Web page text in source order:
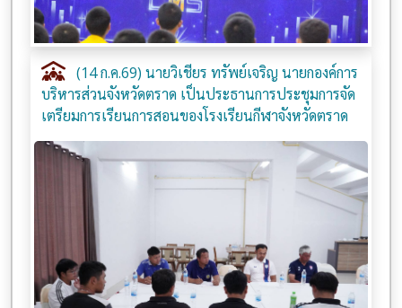
(14 ก.ค.69) นายวิเชียร ทรัพย์เจริญ นายกองค์การ
บริหารส่วนจังหวัดตราด เป็นประธานการประชุมการจัด
เตรียมการเรียนการสอนของโรงเรียนกีฬาจังหวัดตราด